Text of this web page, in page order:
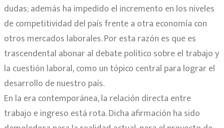
dudas; además ha impedido el incremento en los niveles
de competitividad del país frente a otra economía con
otros mercados laborales. Por esta razón es que es
trascendental abonar al debate político sobre el trabajo y
la cuestión laboral, como un tópico central para lograr el
desarrollo de nuestro país.
En la era contemporánea, la relación directa entre
trabajo e ingreso está rota. Dicha afirmación ha sido